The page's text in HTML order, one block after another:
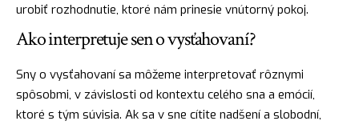
urobiť rozhodnutie, ktoré nám prinesie vnútorný pokoj.
Ako interpretuje sen o vysťahovaní?
Sny o vysťahovaní sa môžeme interpretovať rôznymi
spôsobmi, v závislosti od kontextu celého sna a emócií,
ktoré s tým súvisia. Ak sa v sne cítite nadšení a slobodní,